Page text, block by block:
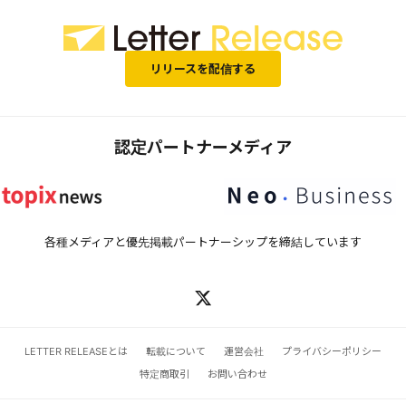
リリースを配信する
認定パートナーメディア
各種メディアと優先掲載パートナーシップを締結しています
LETTER RELEASEとは 転載について 運営会社
プライバシーポリシー
特定商取引
お問い合わせ